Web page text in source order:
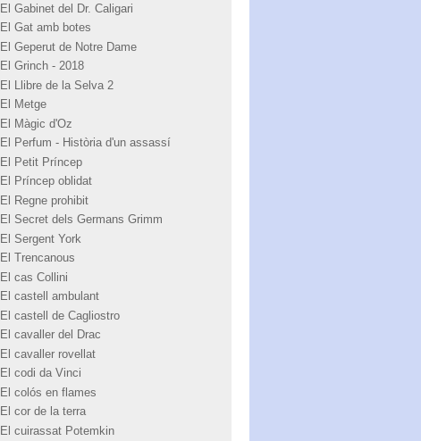
El Gabinet del Dr. Caligari
El Gat amb botes
El Geperut de Notre Dame
El Grinch - 2018
El Llibre de la Selva 2
El Metge
El Màgic d'Oz
El Perfum - Història d'un assassí
El Petit Príncep
El Príncep oblidat
El Regne prohibit
El Secret dels Germans Grimm
El Sergent York
El Trencanous
El cas Collini
El castell ambulant
El castell de Cagliostro
El cavaller del Drac
El cavaller rovellat
El codi da Vinci
El colós en flames
El cor de la terra
El cuirassat Potemkin